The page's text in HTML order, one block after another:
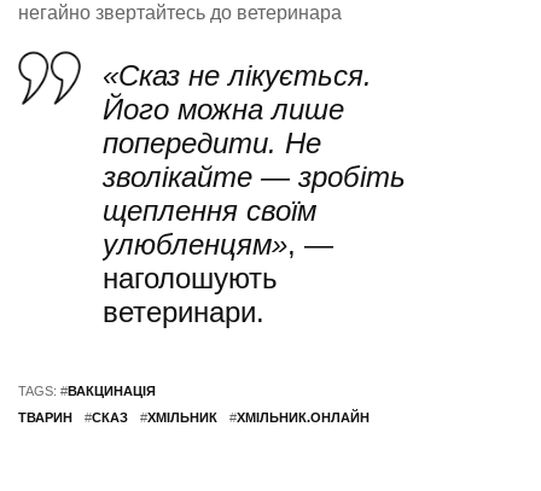
негайно звертайтесь до ветеринара
«Сказ не лікується.
Його можна лише
попередити. Не
зволікайте — зробіть
щеплення своїм
улюбленцям», —
наголошують
ветеринари.
TAGS: #ВАКЦИНАЦІЯ
ТВАРИН
#СКАЗ #ХМІЛЬНИК #ХМІЛЬНИК.ОНЛАЙН